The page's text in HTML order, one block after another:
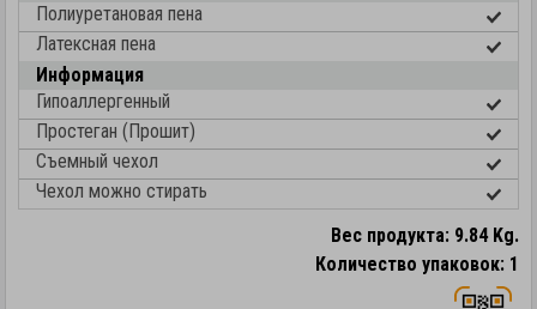
Полиуретановая пена
Латексная пена
Информация
Гипоаллергенный
Простеган (Прошит)
Съемный чехол
Чехол можно стирать
Вес продукта: 9.84 Kg.
Количество упаковок: 1